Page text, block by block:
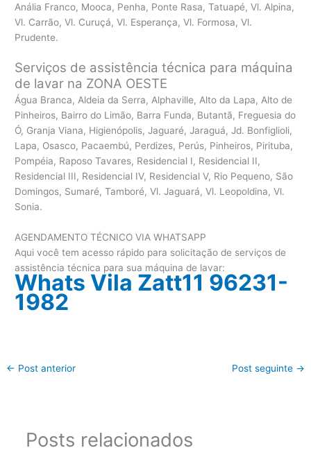
Anália Franco, Mooca, Penha, Ponte Rasa, Tatuapé, Vl. Alpina,
Vl. Carrão, Vl. Curuçá, Vl. Esperança, Vl. Formosa, Vl.
Prudente.
Serviços de assistência técnica para máquina
de lavar na ZONA OESTE
Água Branca, Aldeia da Serra, Alphaville, Alto da Lapa, Alto de
Pinheiros, Bairro do Limão, Barra Funda, Butantã, Freguesia do
Ó, Granja Viana, Higienópolis, Jaguaré, Jaraguá, Jd. Bonfiglioli,
Lapa, Osasco, Pacaembú, Perdizes, Perús, Pinheiros, Pirituba,
Pompéia, Raposo Tavares, Residencial I, Residencial II,
Residencial III, Residencial IV, Residencial V, Rio Pequeno, São
Domingos, Sumaré, Tamboré, Vl. Jaguará, Vl. Leopoldina, Vl.
Sonia.
AGENDAMENTO TÉCNICO VIA WHATSAPP
Aqui você tem acesso rápido para solicitação de serviços de
assistência técnica para sua máquina de lavar:
Whats Vila Zatt11 96231-
1982
← Post anterior Post seguinte →
Posts relacionados